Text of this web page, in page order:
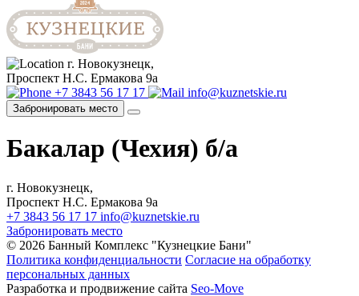
г. Новокузнецк,
Проспект Н.С. Ермакова 9а
+7 3843 56 17 17
info@kuznetskie.ru
Забронировать место
Бакалар (Чехия) б/а
г. Новокузнецк,
Проспект Н.С. Ермакова 9а
+7 3843 56 17 17 info@kuznetskie.ru
Забронировать место
© 2026 Банный Комплекс "Кузнецкие Бани"
Политика конфиденциальности Согласие на обработку
персональных данных
Разработка и продвижение сайта Seo-Move